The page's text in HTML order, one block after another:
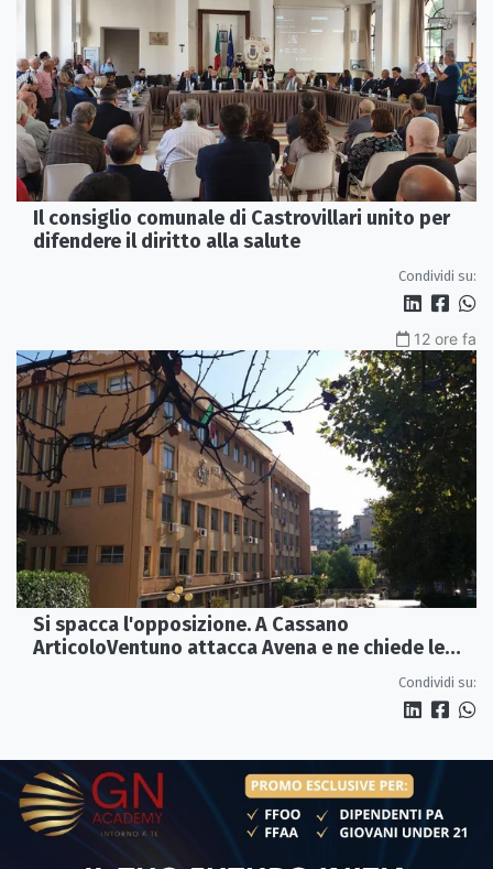
Il consiglio comunale di Castrovillari unito per
difendere il diritto alla salute
Condividi su:
12 ore fa
Si spacca l'opposizione. A Cassano
ArticoloVentuno attacca Avena e ne chiede le
Condividi su: